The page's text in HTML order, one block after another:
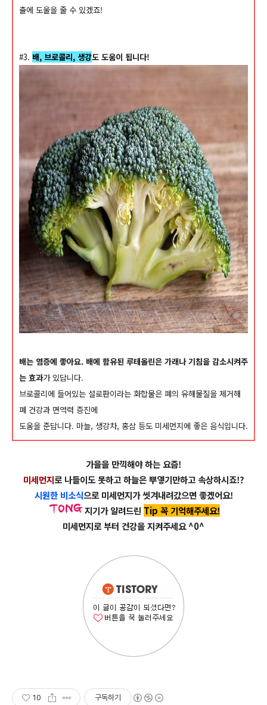
출에 도울을 줄 수 있겠죠!
#3. 배, 브로콜리, 생강도 도움이 됩니다!
배는 염증에 좋아요. 배에 함유된 루테올린은 가래나 기침을 감소시켜주
는 효과가 있답니다.
브로콜리에 들어있는 설로판이라는 화합물은 폐의 유해물질을 제거해
폐 건강과 면역력 증진에
도움을 준답니다. 마늘, 생강차, 홍삼 등도 미세먼지에 좋은 음식입니다.
가을을 만끽해야 하는 요즘!
미세먼지로 나들이도 못하고 하늘은 뿌옇기만하고 속상하시죠!?
시원한 비소식으로 미세먼지가 씻겨내려갔으면 좋겠어요!
지기가 알려드린 Tip 꼭 기억해주세요!
미세먼지로 부터 건강을 지켜주세요 ^0^
10 구독하기